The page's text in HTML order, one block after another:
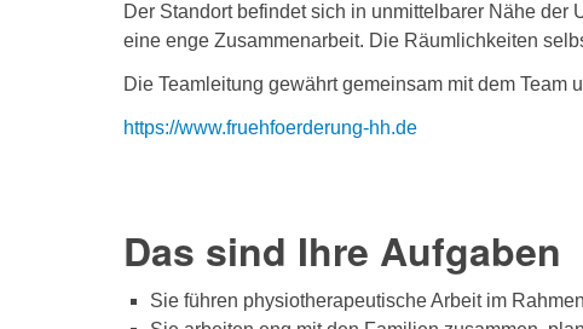
Der Standort befindet sich in unmittelbarer Nähe der
eine enge Zusammenarbeit. Die Räumlichkeiten
Die Teamleitung gewährt gemeinsam mit dem
https://www.fruehfoerderung-hh.de
Das sind Ihre Aufgaben
Sie führen physiotherapeutische Arbeit im